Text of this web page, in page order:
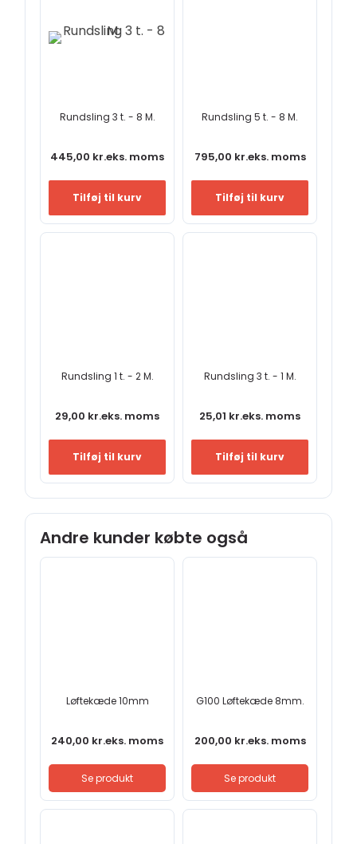
Rundsling 3 t. - 8 M.
445,00 kr.eks. moms
Tilføj til kurv
Rundsling 5 t. - 8 M.
795,00 kr.eks. moms
Tilføj til kurv
Rundsling 1 t. - 2 M.
29,00 kr.eks. moms
Tilføj til kurv
Rundsling 3 t. - 1 M.
25,01 kr.eks. moms
Tilføj til kurv
Andre kunder købte også
Løftekæde 10mm
240,00 kr.eks. moms
Se produkt
G100 Løftekæde 8mm.
200,00 kr.eks. moms
Se produkt